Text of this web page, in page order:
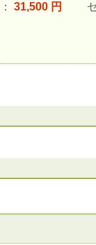
： 31,500 円
セ